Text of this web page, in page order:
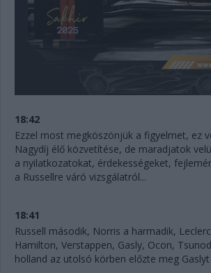
18:42
Ezzel most megköszönjük a figyelmet, ez
Nagydíj élő közvetítése, de maradjatok
a nyilatkozatokat, érdekességeket,
a Russellre váró vizsgálatról...
18:41
Russell második, Norris a harmadik,
Hamilton, Verstappen, Gasly, Ocon,
holland az utolsó körben előzte meg